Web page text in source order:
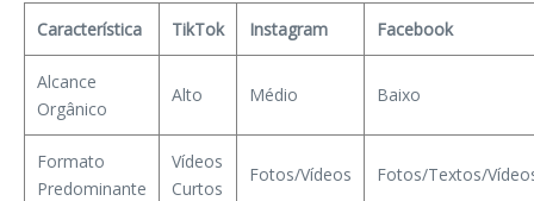
Característica TikTok Instagram Facebook
Alcance
Orgânico
Alto Médio Baixo
Formato
Predominante
Vídeos
Curtos
Fotos/Vídeos Fotos/Textos/